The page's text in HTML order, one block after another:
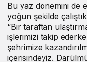
Bu yaz dönemini de
yoğun şekilde
“Bir taraftan
işlerimizi takip
şehrimize
içerisindeyiz.